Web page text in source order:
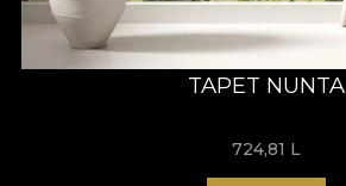
TAPET NUNTA
724,81 L